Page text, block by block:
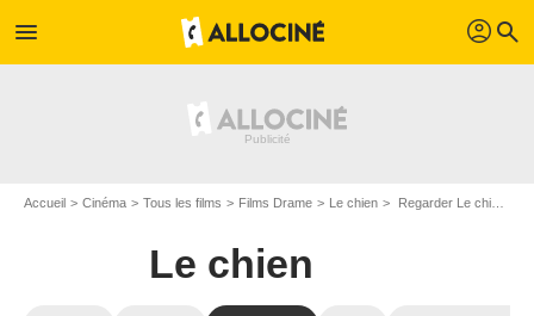
menu profil search
Accueil Cinéma Tous les films Films Drame Le chien Regarder Le chien en SVOD
Le chien